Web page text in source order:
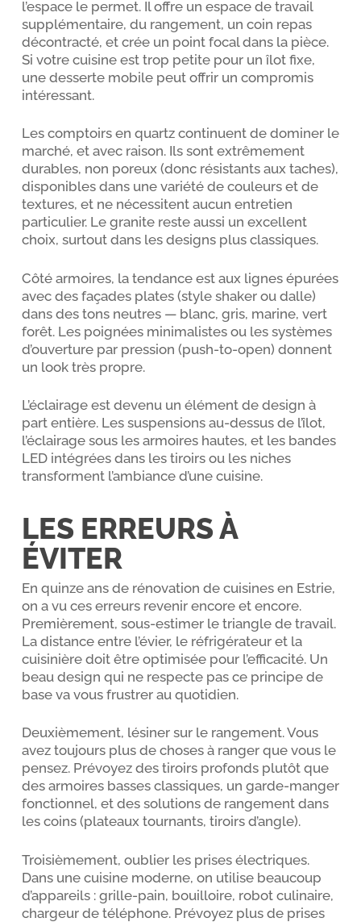
l’espace le permet. Il offre un espace de travail
supplémentaire, du rangement, un coin repas
décontracté, et crée un point focal dans la pièce.
Si votre cuisine est trop petite pour un îlot fixe,
une desserte mobile peut offrir un compromis
intéressant.
Les comptoirs en quartz continuent de dominer le
marché, et avec raison. Ils sont extrêmement
durables, non poreux (donc résistants aux taches),
disponibles dans une variété de couleurs et de
textures, et ne nécessitent aucun entretien
particulier. Le granite reste aussi un excellent
choix, surtout dans les designs plus classiques.
Côté armoires, la tendance est aux lignes épurées
avec des façades plates (style shaker ou dalle)
dans des tons neutres — blanc, gris, marine, vert
forêt. Les poignées minimalistes ou les systèmes
d’ouverture par pression (push-to-open) donnent
un look très propre.
L’éclairage est devenu un élément de design à
part entière. Les suspensions au-dessus de l’îlot,
l’éclairage sous les armoires hautes, et les bandes
LED intégrées dans les tiroirs ou les niches
transforment l’ambiance d’une cuisine.
LES ERREURS À
ÉVITER
En quinze ans de rénovation de cuisines en Estrie,
on a vu ces erreurs revenir encore et encore.
Premièrement, sous-estimer le triangle de travail.
La distance entre l’évier, le réfrigérateur et la
cuisinière doit être optimisée pour l’efficacité. Un
beau design qui ne respecte pas ce principe de
base va vous frustrer au quotidien.
Deuxièmement, lésiner sur le rangement. Vous
avez toujours plus de choses à ranger que vous le
pensez. Prévoyez des tiroirs profonds plutôt que
des armoires basses classiques, un garde-manger
fonctionnel, et des solutions de rangement dans
les coins (plateaux tournants, tiroirs d’angle).
Troisièmement, oublier les prises électriques.
Dans une cuisine moderne, on utilise beaucoup
d’appareils : grille-pain, bouilloire, robot culinaire,
chargeur de téléphone. Prévoyez plus de prises